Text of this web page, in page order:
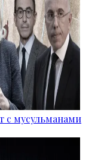
с мусульманами